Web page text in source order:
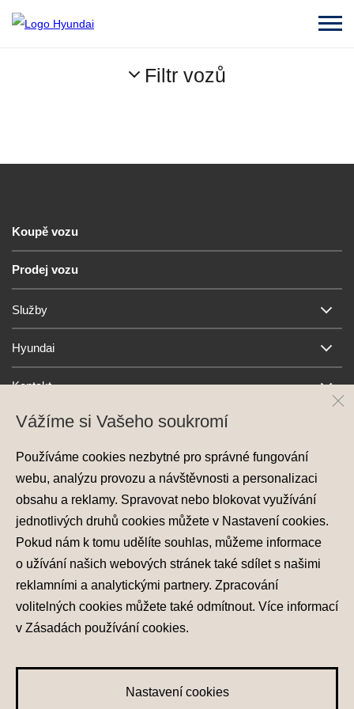
Filtr vozů
Koupě vozu
Prodej vozu
Služby
Hyundai
Kontakt
© 2026 Hyundai Motor Czech s.r.o.
Všechna práva vyhrazena
Ochrana osobních údajů
Nastavení cookies
Vážíme si Vašeho soukromí
Používáme cookies nezbytné pro správné fungování
webu, analýzu provozu a návštěvnosti a personalizaci
obsahu a reklamy. Spravovat nebo blokovat využívání
jednotlivých druhů cookies můžete v Nastavení cookies.
Pokud nám k tomu udělíte souhlas, můžeme informace
o užívání našich webových stránek také sdílet s našimi
reklamními a analytickými partnery. Zpracování
volitelných cookies můžete také odmítnout. Více informací
v Zásadách používání cookies.
Nastavení cookies